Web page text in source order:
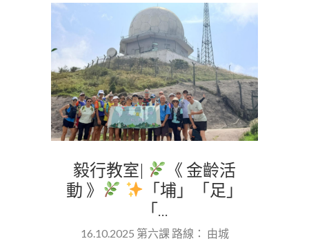
毅行教室|
《 金齡活
動 》
「埔」「足」
「...
16.10.2025 第六課 路線： 由城